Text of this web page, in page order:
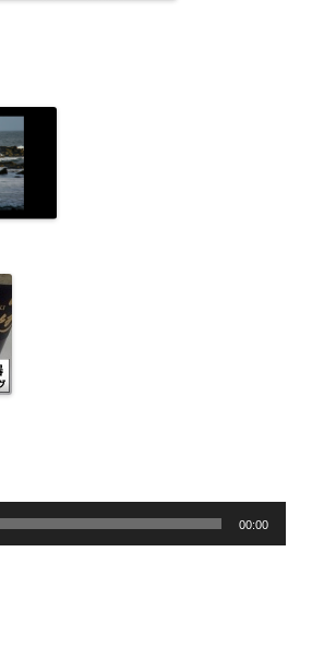
00:00